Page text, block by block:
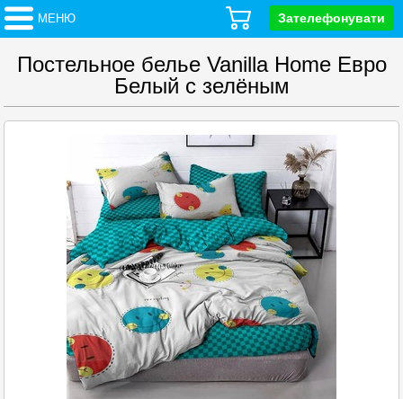
МЕНЮ Зателефонувати
Постельное белье Vanilla Home Евро
Белый с зелёным